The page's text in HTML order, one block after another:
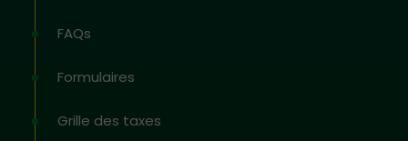
FAQs
Formulaires
Grille des taxes